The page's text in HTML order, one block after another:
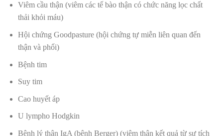
Viêm cầu thận (viêm các tế bào thận có chức năng lọc chất
thải khỏi máu)
Hội chứng Goodpasture (hội chứng tự miễn liên quan đến
thận và phổi)
Bệnh tim
Suy tim
Cao huyết áp
U lympho Hodgkin
Bệnh lý thận IgA (bệnh Berger) (viêm thận kết quả từ sự tích